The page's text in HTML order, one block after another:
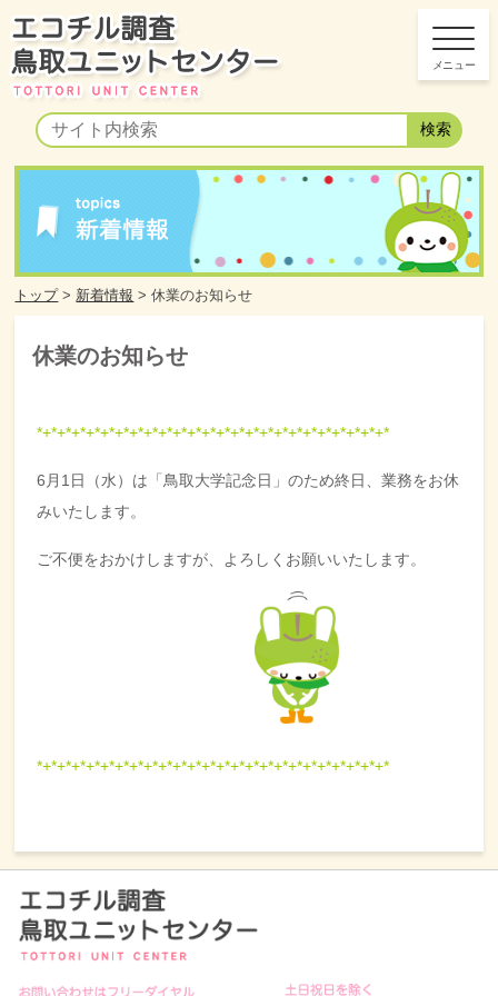
トップ> 新着情報 > 休業のお知らせ
休業のお知らせ
*+*+*+*+*+*+*+*+*+*+*+*+*+*+*+*+*+*+*+*+*+*+*+*+*
6月1日（水）は「鳥取大学記念日」のため終日、業務をお休
みいたします。
ご不便をおかけしますが、よろしくお願いいたします。
*+*+*+*+*+*+*+*+*+*+*+*+*+*+*+*+*+*+*+*+*+*+*+*+*